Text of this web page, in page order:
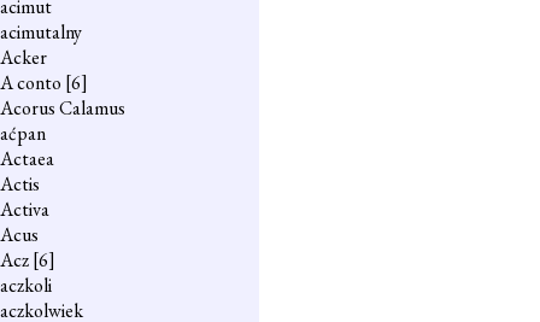
acimut
acimutalny
Acker
A conto [6]
Acorus Calamus
aćpan
Actaea
Actis
Activa
Acus
Acz[6]
aczkoli
aczkolwiek